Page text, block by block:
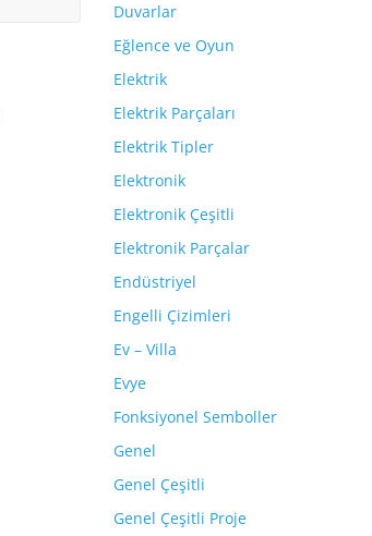
Duvarlar
Eğlence ve Oyun
Elektrik
Elektrik Parçaları
Elektrik Tipler
Elektronik
Elektronik Çeşitli
Elektronik Parçalar
Endüstriyel
Engelli Çizimleri
Ev – Villa
Evye
Fonksiyonel Semboller
Genel
Genel Çeşitli
Genel Çeşitli Proje